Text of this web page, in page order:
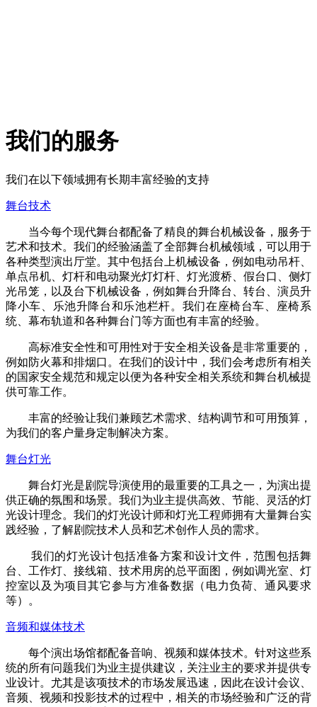
我们的服务
我们在以下领域拥有长期丰富经验的支持
舞台技术
当今每个现代舞台都配备了精良的舞台机械设备，服务于
艺术和技术。我们的经验涵盖了全部舞台机械领域，可以用于
各种类型演出厅堂。其中包括台上机械设备，例如电动吊杆、
单点吊机、灯杆和电动聚光灯灯杆、灯光渡桥、假台口、侧灯
光吊笼，以及台下机械设备，例如舞台升降台、转台、演员升
降小车、乐池升降台和乐池栏杆。我们在座椅台车、座椅系
统、幕布轨道和各种舞台门等方面也有丰富的经验。
高标准安全性和可用性对于安全相关设备是非常重要的，
例如防火幕和排烟口。在我们的设计中，我们会考虑所有相关
的国家安全规范和规定以便为各种安全相关系统和舞台机械提
供可靠工作。
丰富的经验让我们兼顾艺术需求、结构调节和可用预算，
为我们的客户量身定制解决方案。
舞台灯光
舞台灯光是剧院导演使用的最重要的工具之一，为演出提
供正确的氛围和场景。我们为业主提供高效、节能、灵活的灯
光设计理念。我们的灯光设计师和灯光工程师拥有大量舞台实
践经验，了解剧院技术人员和艺术创作人员的需求。
我们的灯光设计包括准备方案和设计文件，范围包括舞
台、工作灯、接线箱、技术用房的总平面图，例如调光室、灯
控室以及为项目其它参与方准备数据（电力负荷、通风要求
等）。
音频和媒体技术
每个演出场馆都配备音响、视频和媒体技术。针对这些系
统的所有问题我们为业主提供建议，关注业主的要求并提供专
业设计。尤其是该项技术的市场发展迅速，因此在设计会议、
音频、视频和投影技术的过程中，相关的市场经验和广泛的背